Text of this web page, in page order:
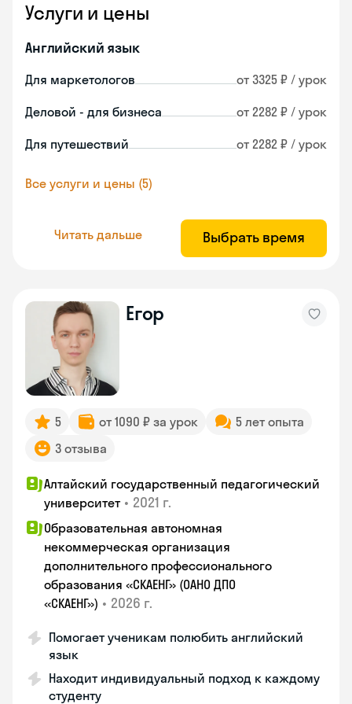
Услуги и цены
Английский язык
Для маркетологов от 3325 ₽ / урок
Деловой - для бизнеса от 2282 ₽ / урок
Для путешествий от 2282 ₽ / урок
Все услуги и цены (5)
Читать дальше Выбрать время
Егор
5 от 1090 ₽ за урок
5 лет опыта
3 отзыва
Алтайский государственный педагогический
университет • 2021 г.
Образовательная автономная
некоммерческая организация
дополнительного профессионального
образования «СКАЕНГ» (ОАНО ДПО
«СКАЕНГ») • 2026 г.
Помогает ученикам полюбить английский
язык
Находит индивидуальный подход к каждому
студенту